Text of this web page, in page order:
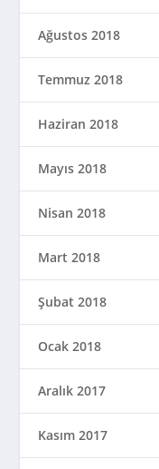
Ağustos 2018
Temmuz 2018
Haziran 2018
Mayıs 2018
Nisan 2018
Mart 2018
Şubat 2018
Ocak 2018
Aralık 2017
Kasım 2017